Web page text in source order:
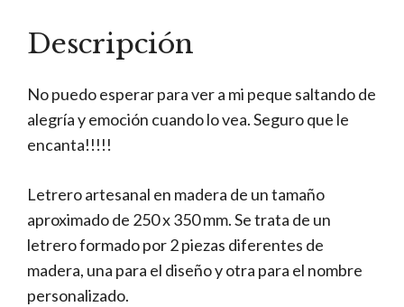
Descripción
No puedo esperar para ver a mi peque saltando de
alegría y emoción cuando lo vea. Seguro que le
encanta!!!!!
Letrero artesanal en madera de un tamaño
aproximado de 250 x 350 mm. Se trata de un
letrero formado por 2 piezas diferentes de
madera, una para el diseño y otra para el nombre
personalizado.